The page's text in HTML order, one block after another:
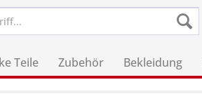
Teile Zubehör Bekleidung